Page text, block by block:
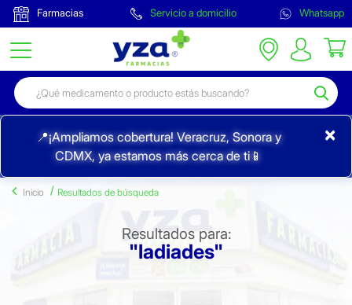
Farmacias Servicio a domicilio Whatsapp
📍¡Ampliamos cobertura! Veracruz, Sonora y
CDMX, ya estamos más cerca de ti📱
×
Inicio Resultados de búsqueda
Resultados para:
"ladiades"